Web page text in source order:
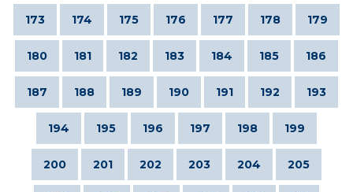
173 174 175 176 177 178 179
180 181 182 183 184 185 186
187 188 189 190 191 192 193
194 195 196 197 198 199
200 201 202 203 204 205